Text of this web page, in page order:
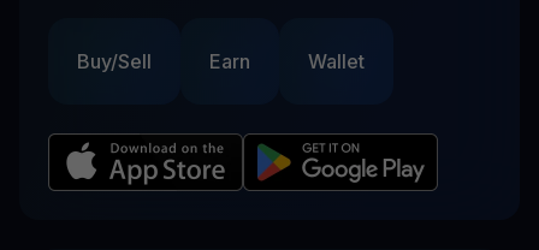
Buy/Sell Earn Wallet